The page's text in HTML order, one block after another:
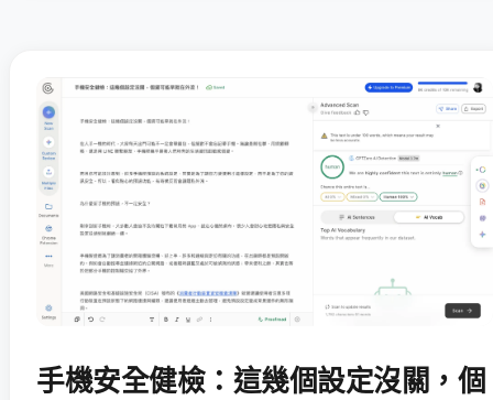
手機安全健檢：這幾個設定沒關，個